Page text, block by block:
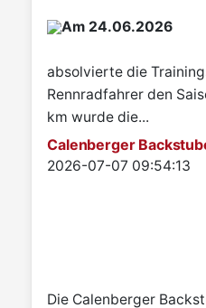
Am 24.06.2026
absolvierte die
Rennradfahrer den
km wurde die...
Calenberger
Details
2026-07-07 09:54:13
Die Calenberger